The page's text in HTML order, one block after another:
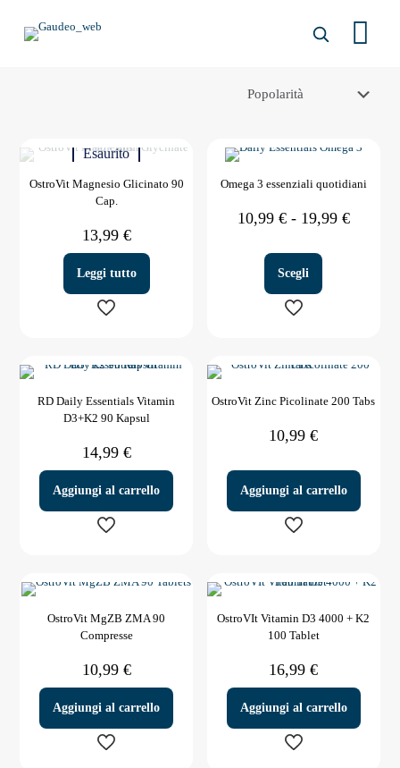
Esaurito
OstroVit Magnesio Glicinato 90
Cap.
13,99 €
Leggi tutto
Omega 3 essenziali quotidiani
10,99 € - 19,99 €Fascia
Scegli
ha
varianti.
opzioni
essere
scelte
pagina
RD Daily Essentials Vitamin
D3+K2 90 Kapsul
14,99 €
Aggiungi al carrello
OstroVit Zinc Picolinate 200 Tabs
10,99€
Aggiungi al carrello
OstroVit MgZB ZMA 90
Compresse
10,99 €
Aggiungi al carrello
OstroVIt Vitamin D3 4000 + K2
100 Tablet
16,99€
Aggiungi al carrello